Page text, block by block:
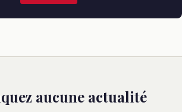
aucune actualité